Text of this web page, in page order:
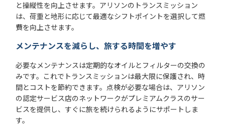
と操縦性を向上させます。アリソンのトランスミッション
は、荷重と地形に応じて最適なシフトポイントを選択して燃
費を向上させます。
メンテナンスを減らし、旅する時間を増やす
必要なメンテナンスは定期的なオイルとフィルターの交換の
みです。これでトランスミッションは最大限に保護され、時
間とコストを節約できます。点検が必要な場合は、アリソン
の認定サービス店のネットワークがプレミアムクラスのサー
ビスを提供し、すぐに旅を続けられるようにサポートしま
す。